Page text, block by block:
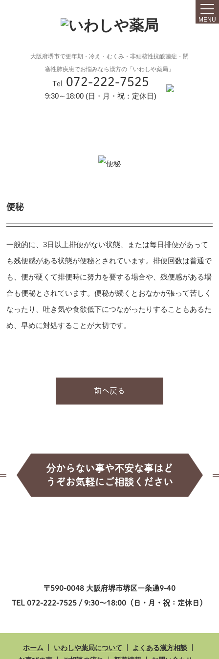
大阪府堺市で更年期・冷え・むくみ・非結核性抗酸菌症・閉
塞性肺疾患でお悩みなら漢方の「いわしや薬局」
Tel 072-222-7525
9:30～18:00 (日・月・祝：定休日)
MENU
便秘
一般的に、3日以上排便がない状態、または毎日排便があって
も残便感がある状態が便秘とされています。排便回数は普通で
も、便が硬くて排便時に努力を要する場合や、残便感がある場
合も便秘とされています。便秘が続くとおなかが張って苦しく
なったり、吐き気や食欲低下につながったりすることもあるた
め、早めに対処することが大切です。
前へ戻る
分からない事や不安な事はど
うぞお気軽にご相談ください
〒590-0048 大阪府堺市堺区一条通9-40
TEL 072-222-7525 / 9:30～18:00（日・月・祝：定休日）
ホーム いわしや薬局について
よくある漢方相談